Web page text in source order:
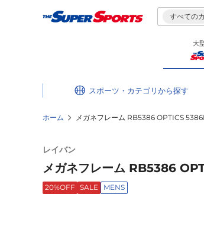
すべての
大
スポーツ・カテゴリ
ホーム メガネフレーム RB5386 OPTICS
レイバン
メガネフレーム RB5386
20%OFF SALE MENS